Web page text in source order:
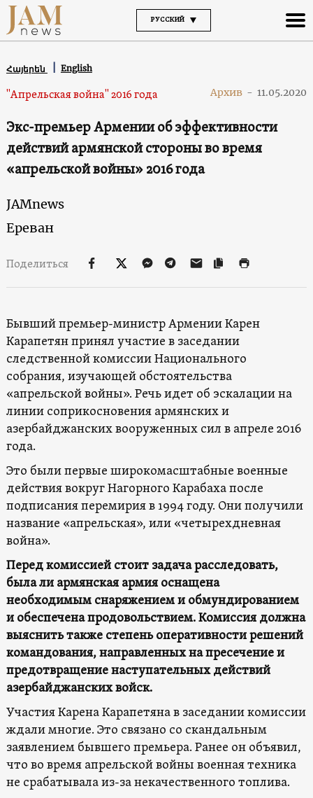
РУССКИЙ
Հայերեն English
"Апрельская война" 2016 года Архив - 11.05.2020
Экс-премьер Армении об эффективности
действий армянской стороны во время
«апрельской войны» 2016 года
JAMnews
Ереван
Поделиться
Бывший премьер-министр Армении Карен
Карапетян принял участие в заседании
следственной комиссии Национального
собрания, изучающей обстоятельства
«апрельской войны». Речь идет об эскалации на
линии соприкосновения армянских и
азербайджанских вооруженных сил в апреле 2016
года.
Это были первые широкомасштабные военные
действия вокруг Нагорного Карабаха после
подписания перемирия в 1994 году. Они получили
название «апрельская», или «четырехдневная
война».
Перед комиссией стоит задача расследовать,
была ли армянская армия оснащена
необходимым снаряжением и обмундированием
и обеспечена продовольствием. Комиссия должна
выяснить также степень оперативности решений
командования, направленных на пресечение и
предотвращение наступательных действий
азербайджанских войск.
Участия Карена Карапетяна в заседании комиссии
ждали многие. Это связано со скандальным
заявлением бывшего премьера. Ранее он объявил,
что во время апрельской войны военная техника
не срабатывала из-за некачественного топлива.